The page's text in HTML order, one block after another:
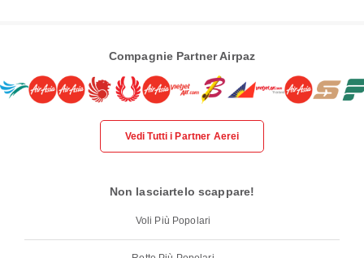
Compagnie Partner Airpaz
Vedi Tutti i Partner Aerei
Non lasciartelo scappare!
Voli Più Popolari